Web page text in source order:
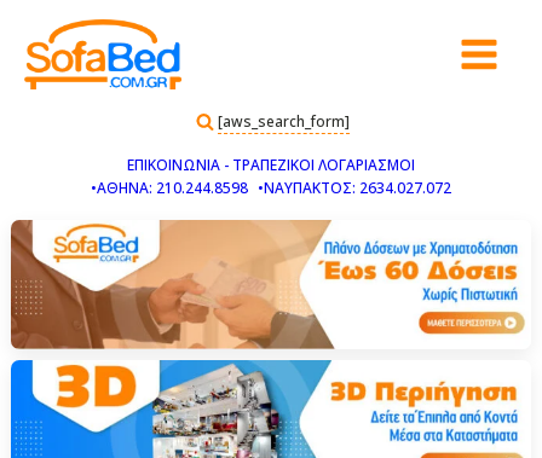
[aws_search_form]
ΕΠΙΚΟΙΝΩΝΙΑ - ΤΡΑΠΕΖΙΚΟΙ ΛΟΓΑΡΙΑΣΜΟΙ
•ΑΘΗΝΑ: 210.244.8598 •ΝΑΥΠΑΚΤΟΣ: 2634.027.072